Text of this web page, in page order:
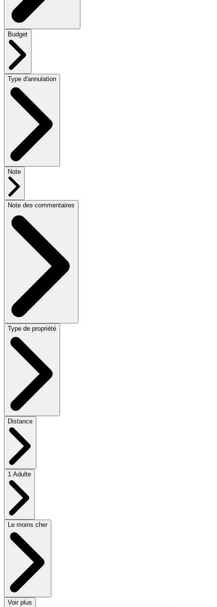
Budget
Type d'annulation
Note
Note des commentaires
Type de propriété
Distance
1 Adulte
Le moins cher
Voir plus